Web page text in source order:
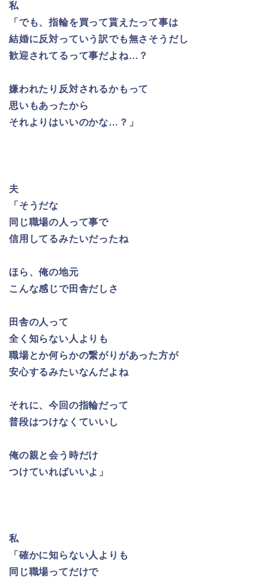
私
「でも、指輪を買って貰えたって事は
結婚に反対っていう訳でも無さそうだし
歓迎されてるって事だよね…？
嫌われたり反対されるかもって
思いもあったから
それよりはいいのかな…？」
夫
「そうだな
同じ職場の人って事で
信用してるみたいだったね
ほら、俺の地元
こんな感じで田舎だしさ
田舎の人って
全く知らない人よりも
職場とか何らかの繋がりがあった方が
安心するみたいなんだよね
それに、今回の指輪だって
普段はつけなくていいし
俺の親と会う時だけ
つけていればいいよ」
私
「確かに知らない人よりも
同じ職場ってだけで